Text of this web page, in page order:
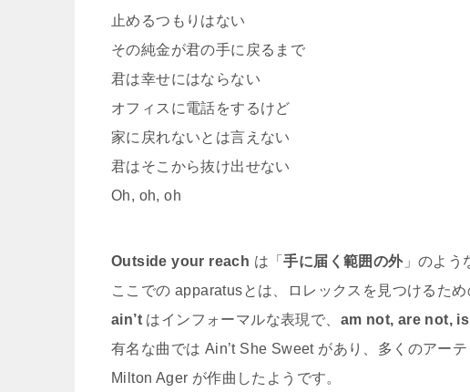
止めるつもりはない
その純金が君の手に戻るまで
君は幸せにはならない
オフィスに電話をするけど
家に戻れないとは言えない
君はそこから抜け出せない
Oh, oh, oh
Outside your reach は「手に届く範囲の外」のよう
ここでの apparatusとは、ロレックスを見つけるため
ain’t はインフォーマルな表現で、 am not, are not,
有名な曲では Ain’t She Sweet があり、多くのアー
Milton Ager が作曲したようです。